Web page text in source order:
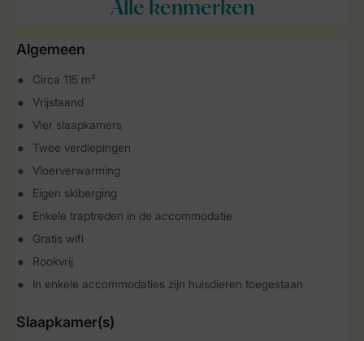
Alle kenmerken
Algemeen
Circa 115 m²
Vrijstaand
Vier slaapkamers
Twee verdiepingen
Vloerverwarming
Eigen skiberging
Enkele traptreden in de accommodatie
Gratis wifi
Rookvrij
In enkele accommodaties zijn huisdieren toegestaan
Slaapkamer(s)